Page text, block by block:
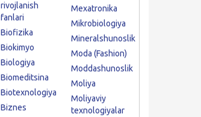
rivojlanish
fanlari
Biofizika
Biokimyo
Biologiya
Biomeditsina
Biotexnologiya
Biznes
Mexatronika
Mikrobiologiya
Mineralshunoslik
Moda (Fashion)
Moddashunoslik
Moliya
Moliyaviy
texnologiyalar